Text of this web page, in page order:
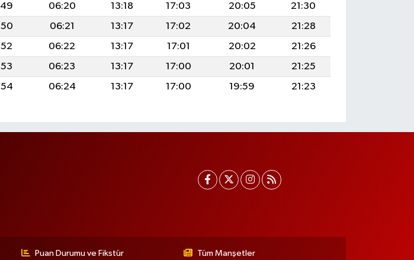
06:20 13:18 17:03 20:05
21:30
06:21 13:17 17:02 20:04
21:28
06:22 13:17 17:01 20:02
21:26
06:23 13:17 17:00 20:01
21:25
06:24 13:17 17:00 19:59 21:23
Puan Durumu ve Fikstür Tüm Manşetler